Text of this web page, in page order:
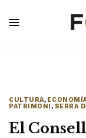
CULTURA,
PATRIMONI , SERRA
El